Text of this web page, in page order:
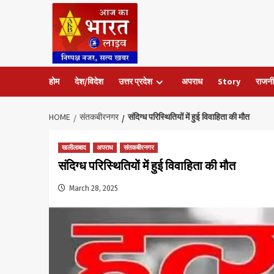
होम देश/विदेश उत्तर प्रदेश अपराध Story
HOME संतकबीरनगर संदिग्ध परिस्थितियों में हुई विवाहिता की मौत
खलीलाबाद अपराध संतकबीरनगर
संदिग्ध परिस्थितियों में हुई विवाहिता की मौत
March 28, 2025